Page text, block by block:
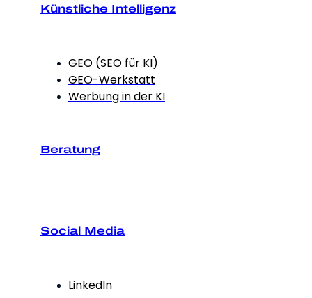
Künstliche Intelligenz
GEO (SEO für KI)
GEO-Werkstatt
Werbung in der KI
Beratung
Social Media
LinkedIn